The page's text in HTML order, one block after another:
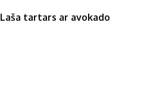
Laša tartars ar avokado